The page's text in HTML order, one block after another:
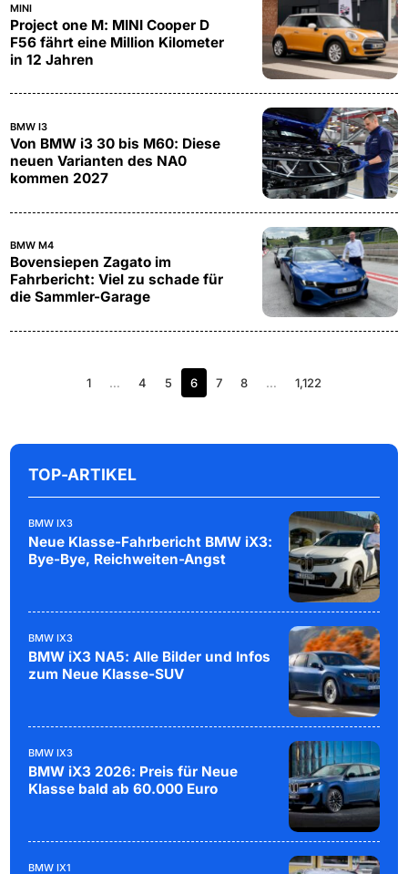
MINI
Project one M: MINI Cooper D
F56 fährt eine Million Kilometer
in 12 Jahren
BMW I3
Von BMW i3 30 bis M60: Diese
neuen Varianten des NA0
kommen 2027
BMW M4
Bovensiepen Zagato im
Fahrbericht: Viel zu schade für
die Sammler-Garage
1 … 4 5 6 7 8 … 1,122
TOP-ARTIKEL
BMW IX3
Neue Klasse-Fahrbericht BMW iX3:
Bye-Bye, Reichweiten-Angst
BMW IX3
BMW iX3 NA5: Alle Bilder und Infos
zum Neue Klasse-SUV
BMW IX3
BMW iX3 2026: Preis für Neue
Klasse bald ab 60.000 Euro
BMW IX1